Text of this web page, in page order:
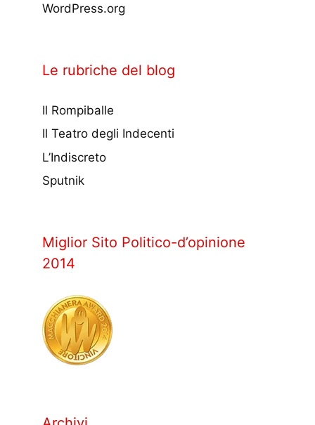
WordPress.org
Le rubriche del blog
Il Rompiballe
Il Teatro degli Indecenti
L’Indiscreto
Sputnik
Miglior Sito Politico-d’opinione
2014